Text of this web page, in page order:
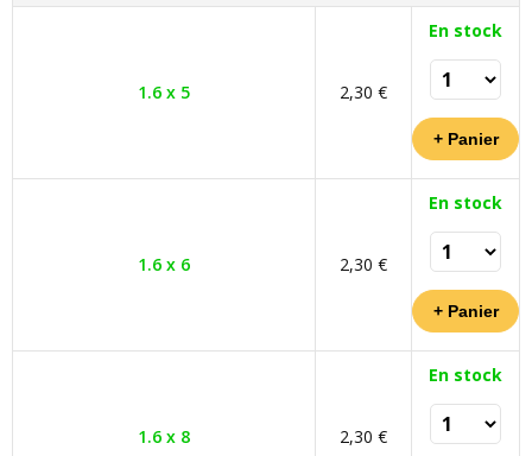
1.6 x 5 2,30 €
En stock
1.6 x 6 2,30 €
En stock
1.6 x 8 2,30 €
En stock